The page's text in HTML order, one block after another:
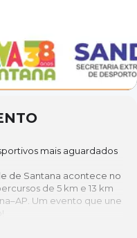
mais aguardados
de Santana acontece no
de 5 km e 13 km
Um evento que une